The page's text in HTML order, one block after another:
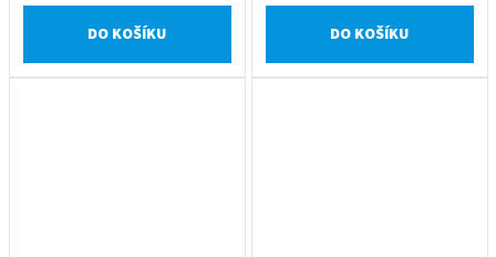
DO KOŠÍKU DO KOŠÍKU